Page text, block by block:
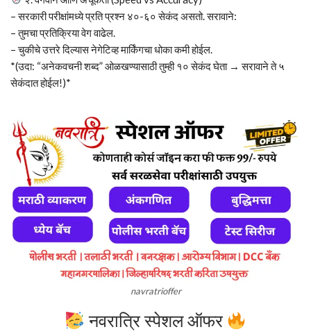
– सरकारी परीक्षांमध्ये प्रति प्रश्न ४०-६० सेकंद असतो. सरावाने:
– तुमचा प्रतिक्रिया वेग वाढेल.
– चुकीचे उत्तरे दिल्यास नेगेटिव्ह मार्किंगचा धोका कमी होईल.
*(उदा: “अनेकवचनी शब्द” ओळखण्यासाठी तुम्ही १० सेकंद घेता → सरावाने ते ५
सेकंदात होईल!)*
navratrioffer
नवरात्रि स्पेशल ऑफर